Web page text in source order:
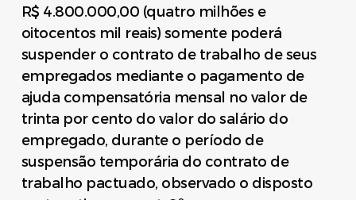
R$ 4.800.000,00 (quatro milhões e
oitocentos mil reais) somente poderá
suspender o contrato de trabalho de seus
empregados mediante o pagamento de
ajuda compensatória mensal no valor de
trinta por cento do valor do salário do
empregado, durante o período de
suspensão temporária do contrato de
trabalho pactuado, observado o disposto